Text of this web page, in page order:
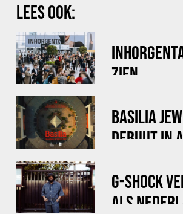
LEES OOK:
ZIEN
BASILIA
DEBUUT IN
G-SHOCK
ALS